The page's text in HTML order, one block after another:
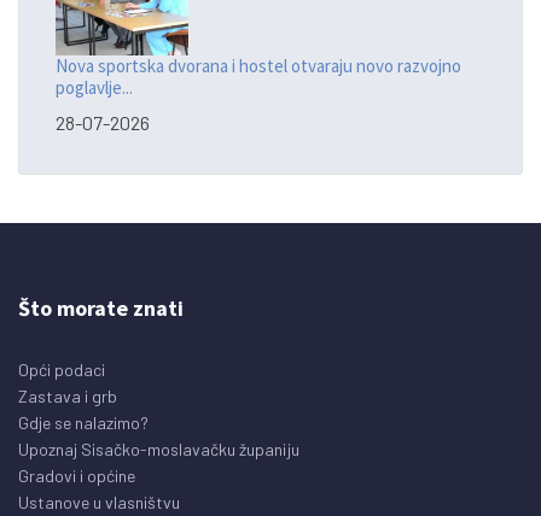
Nova sportska dvorana i hostel otvaraju novo razvojno
poglavlje...
28-07-2026
Što morate znati
Opći podaci
Zastava i grb
Gdje se nalazimo?
Upoznaj Sisačko-moslavačku županiju
Gradovi i općine
Ustanove u vlasništvu